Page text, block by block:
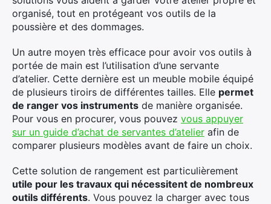
organisé, tout en protégeant vos outils de la
poussière et des dommages.
Un autre moyen très efficace pour avoir vos outils à
portée de main est l’utilisation d’une servante
d’atelier. Cette dernière est un meuble mobile équipé
de plusieurs tiroirs de différentes tailles. Elle permet
de ranger vos instruments de manière organisée.
Pour vous en procurer, vous pouvez vous appuyer
sur un guide d’achat de servantes d’atelier afin de
comparer plusieurs modèles avant de faire un choix.
Cette solution de rangement est particulièrement
utile pour les travaux qui nécessitent de nombreux
outils différents. Vous pouvez la charger avec tous